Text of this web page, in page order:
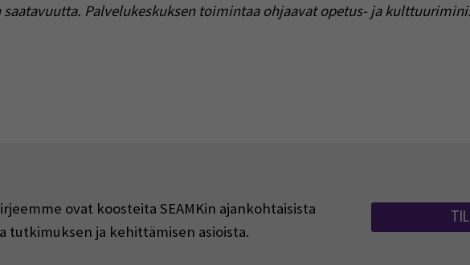
Palvelukeskuksen toimintaa ohjaavat opetus- ja
ovat koosteita SEAMKin ajankohtaisista
tutkimuksen ja kehittämisen asioista.